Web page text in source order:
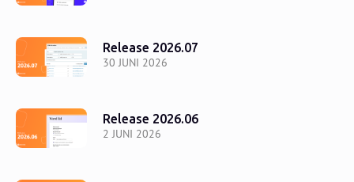
30 JUNI 2026
Release 2026.07
2 JUNI 2026
Release 2026.06